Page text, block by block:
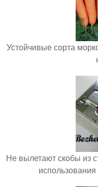
Устойчивые сорта
Не вылетают скобы из